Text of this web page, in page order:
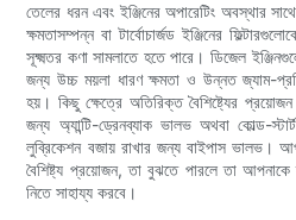
তেলের ধরন এবং ইঞ্জিনের অপারেটিং অবস্থার
ক্ষমতাসম্পন্ন বা টার্বোচার্জড ইঞ্জিনের
সূক্ষ্মতর কণা সামলাতে হতে পারে। ডিজেল
জন্য উচ্চ ময়লা ধারণ ক্ষমতা ও উন্নত জ্যাম-
হয়। কিছু ক্ষেত্রে অতিরিক্ত বৈশিষ্ট্যের
জন্য অ্যান্টি-ড্রেনব্যাক ভালভ অথবা কোল্ড-
লুব্রিকেশন বজায় রাখার জন্য বাইপাস ভালভ।
বৈশিষ্ট্য প্রয়োজন, তা বুঝতে পারলে তা আপনাকে
নিতে সাহায্য করবে।